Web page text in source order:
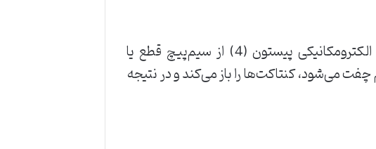
در طول اتصال کوتاه، افزایش ناگهانی و چشمگیر جریان الکتریکی باعث جابه‌جایی الکترومکانیکی پیستون (4) از سیم‌پیچ قطع یا
چفت می‌شود، کنتاکت‌ها را باز می‌کند و در نتیجه